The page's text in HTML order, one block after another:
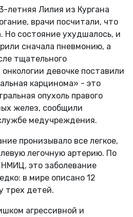
летняя Лилия из Кургана
врачи посчитали, что
Но состояние ухудшалось, и
сначала пневмонию, а
тщательного
девочке поставили
карцинома» - это
опухоль правого
желез, сообщили
медучреждения.
пронизывало все легкое,
легочную артерию. По
это заболевание
в мире описано 12
трех детей.
агрессивной и